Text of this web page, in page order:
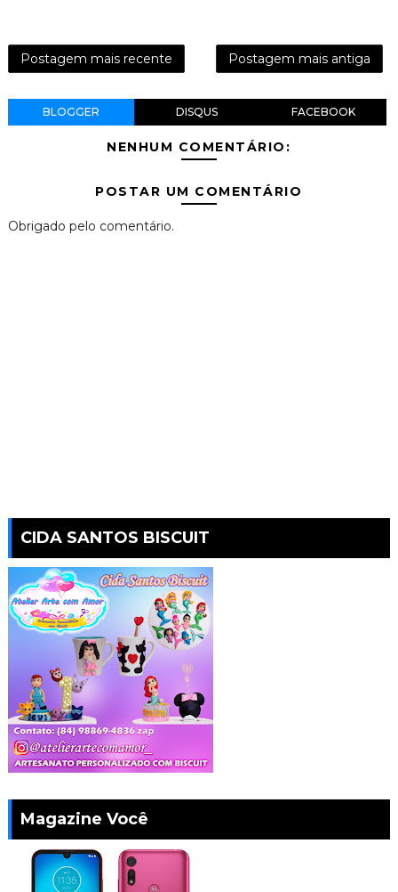
Postagem mais recente Postagem mais antiga
BLOGGER DISQUS FACEBOOK
NENHUM COMENTÁRIO:
POSTAR UM COMENTÁRIO
Obrigado pelo comentário.
CIDA SANTOS BISCUIT
Magazine Você